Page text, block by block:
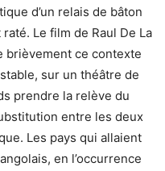
d’un relais de bâton
Le film de Raul De La
brièvement ce contexte
sur un théâtre de
prendre la relève du
entre les deux
Les pays qui allaient
en l’occurrence